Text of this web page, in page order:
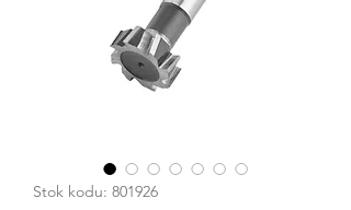
Stok kodu: 801926